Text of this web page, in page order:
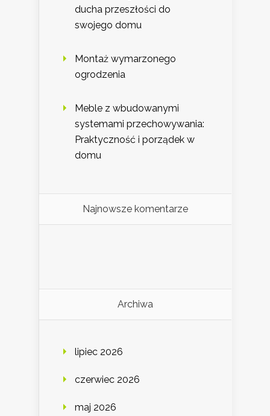
ducha przeszłości do
swojego domu
Montaż wymarzonego
ogrodzenia
Meble z wbudowanymi
systemami przechowywania:
Praktyczność i porządek w
domu
Najnowsze komentarze
Archiwa
lipiec 2026
czerwiec 2026
maj 2026